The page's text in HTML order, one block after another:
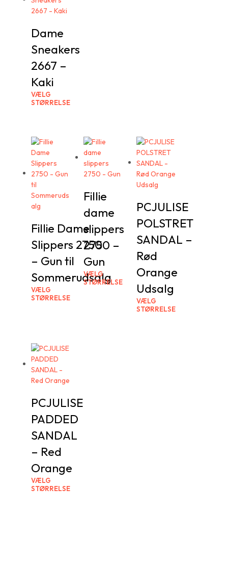
Dame
Sneakers
2667 –
Kaki
VÆLG
STØRRELSE
Fillie Dame
Slippers 2750
– Gun til
Sommerudsalg
VÆLG
STØRRELSE
Fillie
dame
slippers
2750 –
Gun
VÆLG
STØRRELSE
PCJULISE
POLSTRET
SANDAL –
Rød
Orange
Udsalg
VÆLG
STØRRELSE
PCJULISE
PADDED
SANDAL
– Red
Orange
VÆLG
STØRRELSE